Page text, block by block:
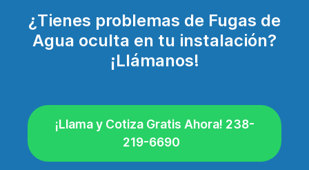
¿Tienes problemas de Fugas de
Agua oculta en tu instalación?
¡Llámanos!
¡Llama y Cotiza Gratis Ahora! 238-
219-6690